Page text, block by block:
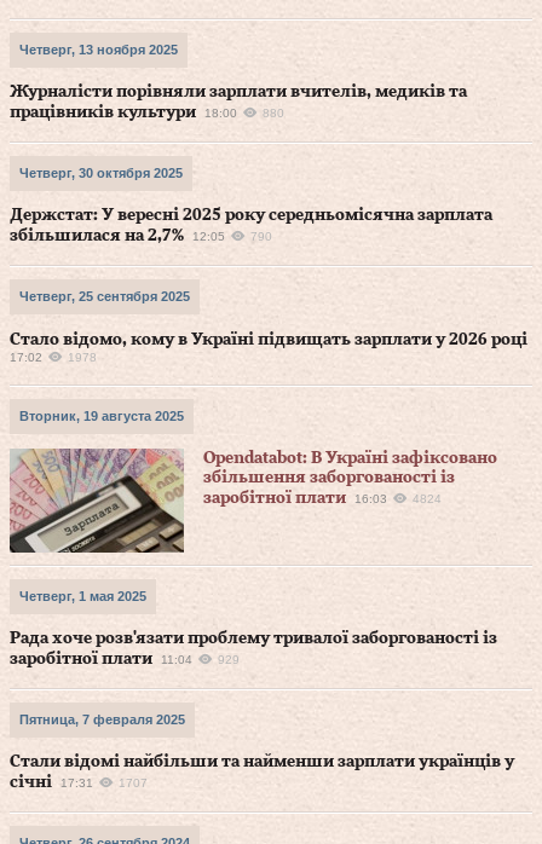
Четверг, 13 ноября 2025
Журналісти порівняли зарплати вчителів, медиків та
працівників культури
18:00 880
Четверг, 30 октября 2025
Держстат: У вересні 2025 року середньомісячна зарплата
збільшилася на 2,7%
12:05 790
Четверг, 25 сентября 2025
Стало відомо, кому в Україні підвищать зарплати у 2026 році
17:02 1978
Вторник, 19 августа 2025
Opendatabot: В Україні зафіксовано
збільшення заборгованості із
заробітної плати
16:03 4824
Четверг, 1 мая 2025
Рада хоче розв'язати проблему тривалої заборгованості із
заробітної плати
11:04 929
Пятница, 7 февраля 2025
Стали відомі найбільши та найменши зарплати українців у
січні
17:31 1707